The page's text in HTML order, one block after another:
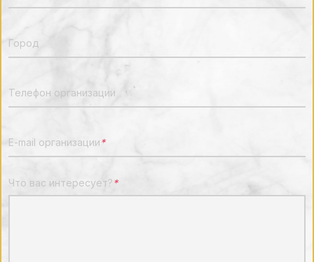
Город
Телефон организации
E-mail организации*
Что вас интересует?*